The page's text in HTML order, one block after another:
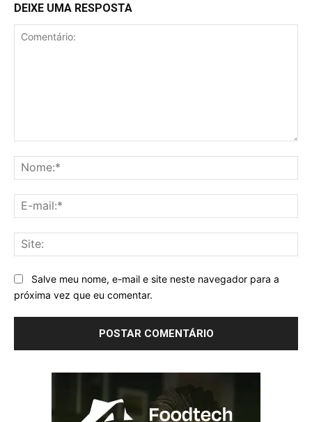
DEIXE UMA RESPOSTA
Salve meu nome, e-mail e site neste navegador para a
próxima vez que eu comentar.